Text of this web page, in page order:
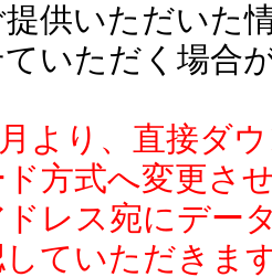
供いただいた
いただく場合
より、直接ダ
方式へ変更さ
ドレス宛にデー
ていただきま